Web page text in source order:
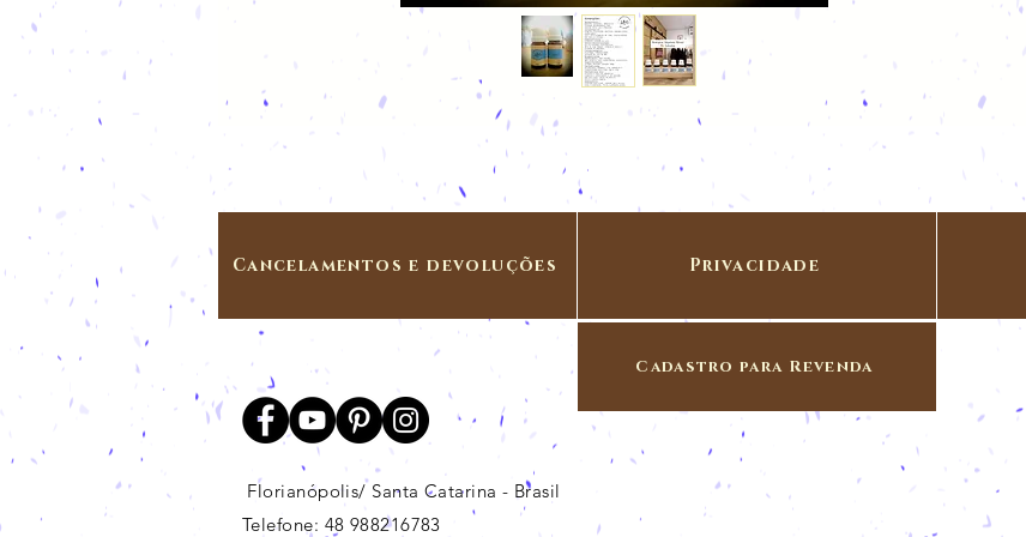
Cancelamentos e devoluções Privacidade
Cadastro para Revenda
Florianópolis/ Santa Catarina - Brasil
Telefone: 48 988216783